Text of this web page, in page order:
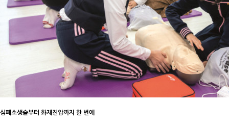
심폐소생술부터 화재진압까지 한 번에